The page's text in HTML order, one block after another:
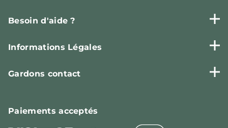
Besoin d'aide ?
Informations Légales
Gardons contact
Paiementsacceptés